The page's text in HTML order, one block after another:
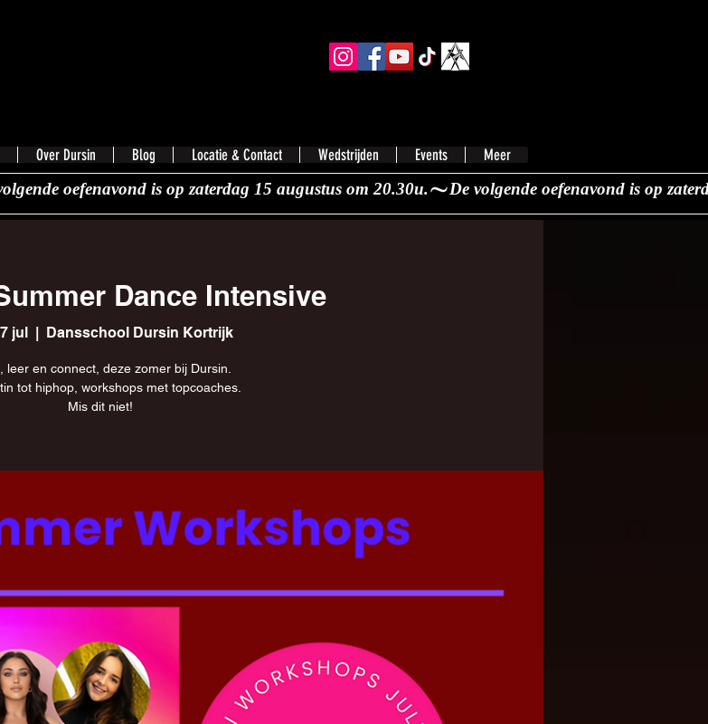
Over Dursin Blog Locatie & Contact Wedstrijden Events Meer
Dance Intensive
jul Dansschool Dursin Kortrijk
leer en connect, deze zomer bij Dursin.
tot hiphop, workshops met topcoaches.
Mis dit niet!